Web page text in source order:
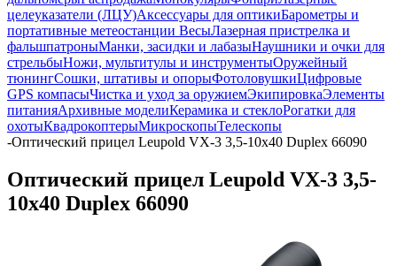
целеуказатели (ЛЦУ)Аксессуары для оптикиБарометры и
портативные метеостанции ВесыЛазерная пристрелка и
фальшпатроныМанки, засидки и лабазыНаушники и очки для
стрельбыНожи, мультитулы и инструментыОружейный
тюнингСошки, штативы и опорыФотоловушкиЦифровые
GPS компасыЧистка и уход за оружиемЭкипировкаЭлементы
питанияАрхивные моделиКерамика и стеклоРогатки для
охотыКвадрокоптерыМикроскопыТелескопы
-Оптический прицел Leupold VX-3 3,5-10x40 Duplex 66090
Оптический прицел Leupold VX-3 3,5-
10x40 Duplex 66090